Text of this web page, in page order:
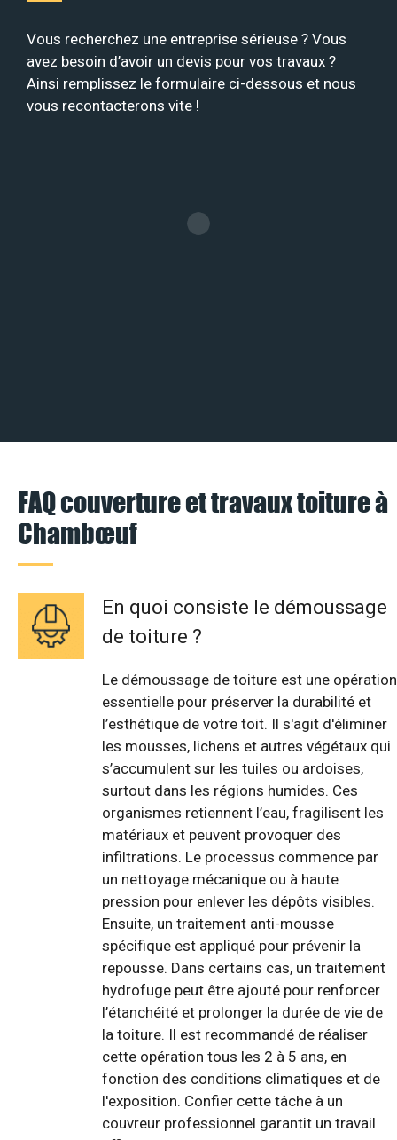
Vous recherchez une entreprise sérieuse ? Vous
avez besoin d’avoir un devis pour vos travaux ?
Ainsi remplissez le formulaire ci-dessous et nous
vous recontacterons vite !
FAQ couverture et travaux toiture à
Chambœuf
En quoi consiste le démoussage
de toiture ?
Le démoussage de toiture est une opération
essentielle pour préserver la durabilité et
l’esthétique de votre toit. Il s'agit d'éliminer
les mousses, lichens et autres végétaux qui
s’accumulent sur les tuiles ou ardoises,
surtout dans les régions humides. Ces
organismes retiennent l’eau, fragilisent les
matériaux et peuvent provoquer des
infiltrations. Le processus commence par
un nettoyage mécanique ou à haute
pression pour enlever les dépôts visibles.
Ensuite, un traitement anti-mousse
spécifique est appliqué pour prévenir la
repousse. Dans certains cas, un traitement
hydrofuge peut être ajouté pour renforcer
l’étanchéité et prolonger la durée de vie de
la toiture. Il est recommandé de réaliser
cette opération tous les 2 à 5 ans, en
fonction des conditions climatiques et de
l'exposition. Confier cette tâche à un
couvreur professionnel garantit un travail